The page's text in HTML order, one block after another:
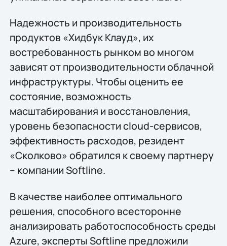
Надежность и производительность
продуктов «Хидбук Клауд», их
востребованность рынком во многом
зависят от производительности облачной
инфраструктуры. Чтобы оценить ее
состояние, возможность
масштабирования и восстановления,
уровень безопасности cloud-сервисов,
эффективность расходов, резидент
«Сколково» обратился к своему партнеру
– компании Softline.
В качестве наиболее оптимального
решения, способного всесторонне
анализировать работоспособность среды
Azure, эксперты Softline предложили